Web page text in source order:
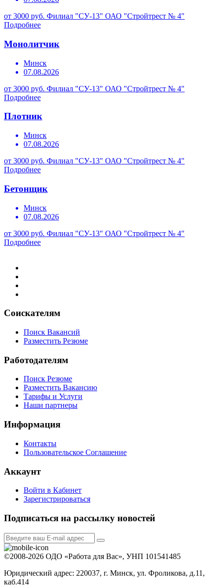
от 3000 руб. Филиал "СУ-13" ОАО "Стройтрест № 4"
Подробнее
Монолитчик
Минск
07.08.2026
от 3000 руб. Филиал "СУ-13" ОАО "Стройтрест № 4"
Подробнее
Плотник
Минск
07.08.2026
от 3000 руб. Филиал "СУ-13" ОАО "Стройтрест № 4"
Подробнее
Бетонщик
Минск
07.08.2026
от 3000 руб. Филиал "СУ-13" ОАО "Стройтрест № 4"
Подробнее
Соискателям
Поиск Вакансий
Разместить Резюме
Работодателям
Поиск Резюме
Разместить Вакансию
Тарифы и Услуги
Наши партнеры
Информация
Контакты
Пользовательское Соглашение
Аккаунт
Войти в Кабинет
Зарегистрироваться
Подписаться на рассылку новостей
©2008-2026 ОДО «Работа для Вас», УНП 101541485
Юридический адрес: 220037, г. Минск, ул. Фроликова, д.11,
каб.414